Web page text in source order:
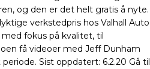
og den er det helt gratis å nyte.
verkstedpris hos Valhall Auto
fokus på kvalitet, til
få videoer med Jeff Dunham
Sist oppdatert: 6.2.20 Gå til